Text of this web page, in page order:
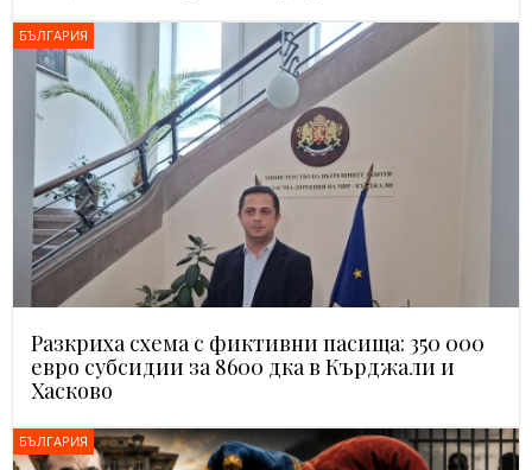
БЪЛГАРИЯ
Разкриха схема с фиктивни пасища: 350 000
евро субсидии за 8600 дка в Кърджали и
Хасково
БЪЛГАРИЯ